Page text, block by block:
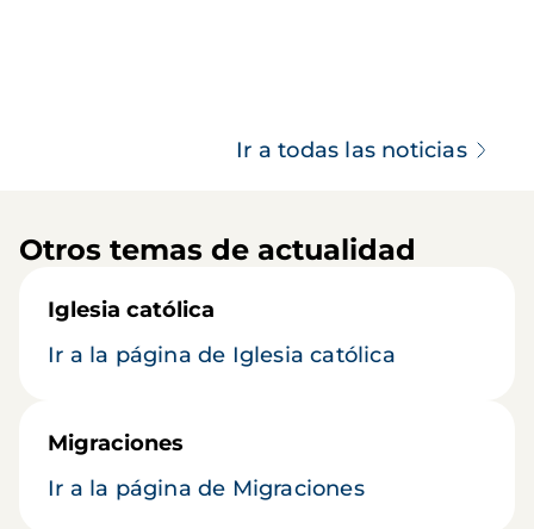
Ir a todas las noticias
Otros temas de actualidad
Iglesia católica
Ir a la página de Iglesia católica
Migraciones
Ir a la página de Migraciones